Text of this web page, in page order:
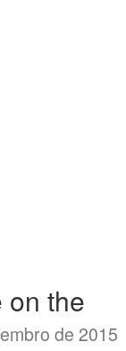
on the
de 2015